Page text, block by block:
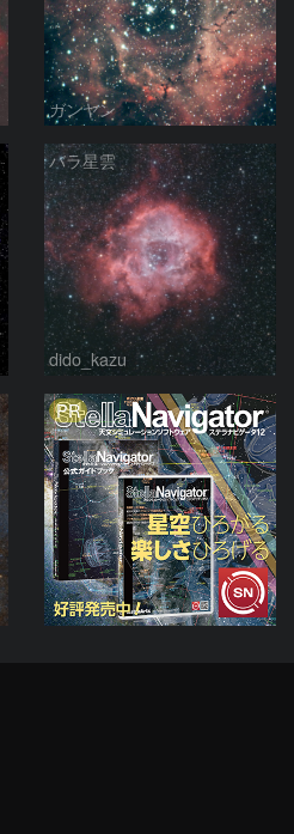
ガンヤン
バラ星雲
dido_kazu
PR